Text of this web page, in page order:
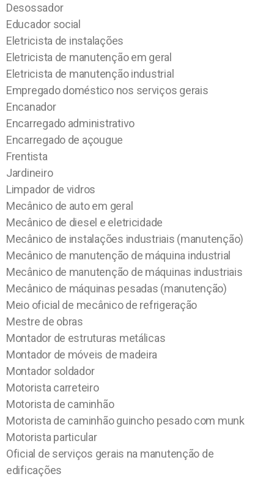
Desossador
Educador social
Eletricista de instalações
Eletricista de manutenção em geral
Eletricista de manutenção industrial
Empregado doméstico nos serviços gerais
Encanador
Encarregado administrativo
Encarregado de açougue
Frentista
Jardineiro
Limpador de vidros
Mecânico de auto em geral
Mecânico de diesel e eletricidade
Mecânico de instalações industriais (manutenção)
Mecânico de manutenção de máquina industrial
Mecânico de manutenção de máquinas industriais
Mecânico de máquinas pesadas (manutenção)
Meio oficial de mecânico de refrigeração
Mestre de obras
Montador de estruturas metálicas
Montador de móveis de madeira
Montador soldador
Motorista carreteiro
Motorista de caminhão
Motorista de caminhão guincho pesado com munk
Motorista particular
Oficial de serviços gerais na manutenção de
edificações